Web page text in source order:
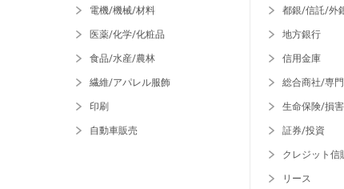
電機/機械/材料
医薬/化学/化粧品
食品/水産/農林
繊維/アパレル服飾
印刷
自動車販売
都銀/信託/外
地方銀行
信用金庫
総合商社/専
生命保険/損
証券/投資
クレジット信
リース